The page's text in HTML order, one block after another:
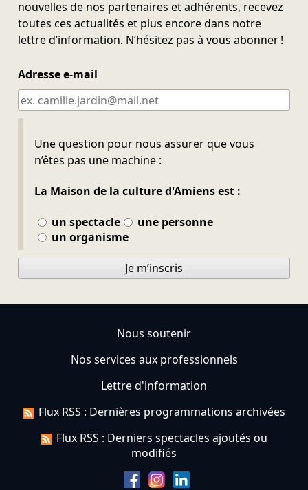
nouvelles de nos partenaires et adhérents, recevez
toutes ces actualités et plus encore dans notre
lettre d’information. N’hésitez pas à vous abonner !
Adresse e-mail
Une question pour nous assurer que vous
n’êtes pas une machine :
La Maison de la culture d'Amiens est :
un spectacle
une personne
un organisme
Ne pas remplir
Je m’inscris
Nous soutenir
Nos services aux professionnels
Lettre d'information
Flux RSS : Dernières programmations archivées
Flux RSS : Derniers spectacles ajoutés ou
modifiés